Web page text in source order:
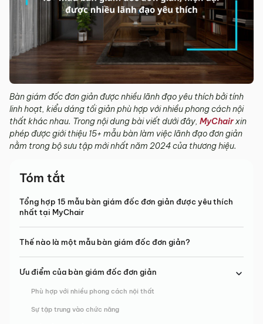
Bàn giám đốc đơn giản được nhiều lãnh đạo yêu thích bởi tính
linh hoạt, kiểu dáng tối giản phù hợp với nhiều phong cách nội
thất khác nhau. Trong nội dung bài viết dưới đây, MyChairxin
phép được giới thiệu 15+ mẫu bàn làm việc lãnh đạo đơn giản
nằm trong bộ sưu tập mới nhất năm 2024 của thương hiệu.
Tóm tắt
Tổng hợp 15 mẫu bàn giám đốc đơn giản được yêu thích
nhất tại MyChair
Thế nào là một mẫu bàn giám đốc đơn giản?
Ưu điểm của bàn giám đốc đơn giản
Phù hợp với nhiều phong cách nội thất
Sự tập trung vào chức năng